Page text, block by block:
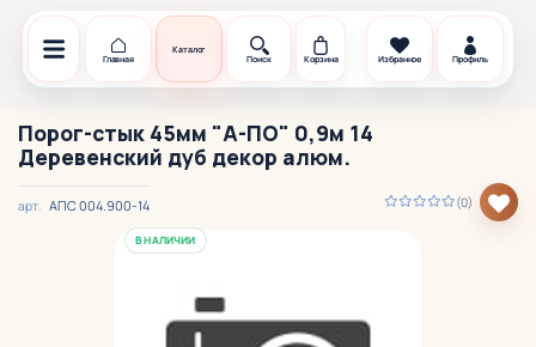
Главная
Каталог
Поиск
Корзина Избранное Профиль
Порог-стык 45мм "А-ПО" 0,9м 14
Деревенский дуб декор алюм.
(0)
арт. АПС 004.900-14
В НАЛИЧИИ